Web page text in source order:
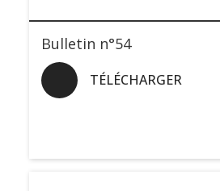
Bulletin n°54
TÉLÉCHARGER